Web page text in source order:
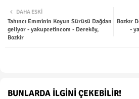
ter tsap
Bozkır
-
DAHA ESKI
Tahıncı Emminin Koyun Sürüsü Dağdan
geliyor - yakupcetincom - Dereköy,
Bozkir
BUNLARDA İLGINI ÇEKEBILIR!